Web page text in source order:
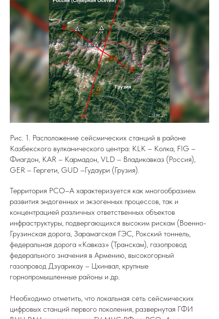
Рис. 1. Расположение сейсмических станций в районе
Казбекского вулканического центра: KLK – Колка, FIG –
Фиагдон, KAR – Кармадон, VLD – Владикавказ (Россия),
GER – Гергети, GUD –Гудаури (Грузия).
Территория РСО–А характеризуется как многообразием
развития эндогенных и экзогенных процессов, так и
концентрацией различных ответственных объектов
инфраструктуры, подвергающихся высоким рискам (Военно-
Грузинская дорога, Зарамагская ГЭС, Рокский тоннель,
федеральная дорога «Кавказ» (Транскам), газопровод
федерального значения в Армению, высокогорный
газопровод Дзуарикау – Цхинвал, крупные
горнопромышленные районы и др.
Необходимо отметить, что локальная сеть сейсмических
цифровых станций первого поколения, развернутая ГФИ